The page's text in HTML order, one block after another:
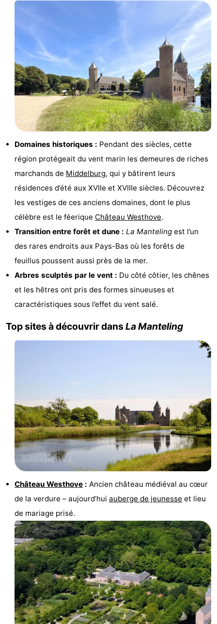
van
Haamstede
Schouwse
Valleien
Wijde
Blick
Zeeuwse
Hof
van
Haamstede
Last
minutes
Plages
Voir
faire
Lieux
d'intérêt
Musées
Monuments
Moulins
de
jeux
Aires
de
jeux
intérieures
Bowling
Parcours
mini-
golf
Centres
bien-
être
Villages
&
villes
Nature
Visites
guidées
Sports
Piscines
Faire
du
Randonnée
Domaines historiques : Pendant des siècles, cette
région protégeait du vent marin les demeures de riches
marchands de Middelburg, qui y bâtirent leurs
résidences d’été aux XVIIe et XVIIIe siècles. Découvrez
les vestiges de ces anciens domaines, dont le plus
célèbre est le féerique Château Westhove.
Transition entre forêt et dune : La Manteling est l’un
des rares endroits aux Pays-Bas où les forêts de
feuillus poussent aussi près de la mer.
Arbres sculptés par le vent : Du côté côtier, les chênes
et les hêtres ont pris des formes sinueuses et
caractéristiques sous l’effet du vent salé.
Top sites à découvrir dans La Manteling
Château Westhove : Ancien château médiéval au cœur
de la verdure – aujourd’hui auberge de jeunesse et lieu
de mariage prisé.